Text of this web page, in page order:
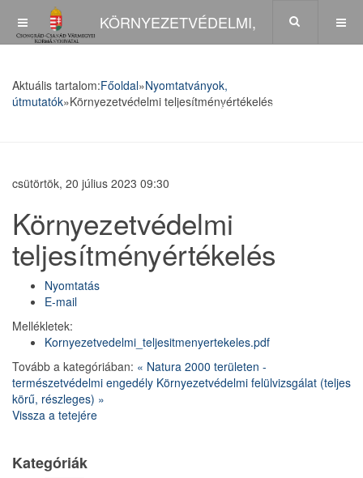
KÖRNYEZETVÉDELMI,
HULLADÉKGAZDÁLKODÁSI FŐOSZTÁLY
Aktuális tartalom:Főoldal»Nyomtatványok,
útmutatók»Környezetvédelmi teljesítményértékelés
csütörtök, 20 július 2023 09:30
Környezetvédelmi
teljesítményértékelés
Nyomtatás
E-mail
Mellékletek:
Kornyezetvedelmi_teljesitmenyertekeles.pdf
Tovább a kategóriában: « Natura 2000 területen -
természetvédelmi engedély Környezetvédelmi felülvizsgálat (teljes
körű, részleges) »
Vissza a tetejére
Kategóriák